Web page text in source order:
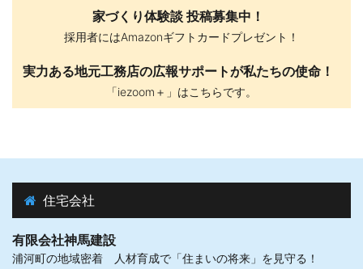
家づくり体験談 投稿募集中！
採用者にはAmazonギフトカードプレゼント！
実力ある地元工務店の広報サポートが私たちの使命！
「iezoom＋」はこちらです。
住宅会社
有限会社神馬建設
浦河町の地域密着 人材育成で「住まいの将来」を見守る！